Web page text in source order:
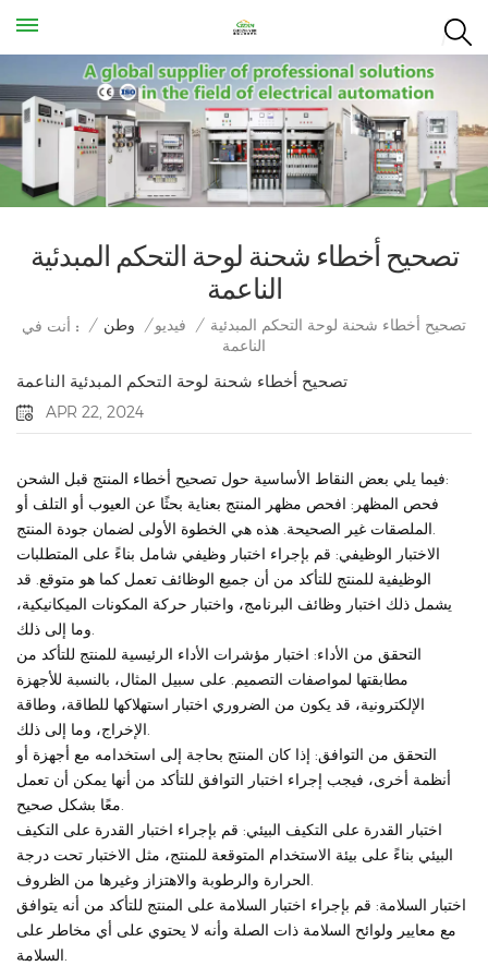
تصحيح أخطاء شحنة لوحة التحكم المبدئية
الناعمة
أنت في : / وطن / فيديو / تصحيح أخطاء شحنة لوحة التحكم المبدئية
الناعمة
تصحيح أخطاء شحنة لوحة التحكم المبدئية الناعمة
APR 22, 2024
فيما يلي بعض النقاط الأساسية حول تصحيح أخطاء المنتج قبل الشحن:
فحص المظهر: افحص مظهر المنتج بعناية بحثًا عن العيوب أو التلف أو
الملصقات غير الصحيحة. هذه هي الخطوة الأولى لضمان جودة المنتج.
الاختبار الوظيفي: قم بإجراء اختبار وظيفي شامل بناءً على المتطلبات
الوظيفية للمنتج للتأكد من أن جميع الوظائف تعمل كما هو متوقع. قد
يشمل ذلك اختبار وظائف البرنامج، واختبار حركة المكونات الميكانيكية،
وما إلى ذلك.
التحقق من الأداء: اختبار مؤشرات الأداء الرئيسية للمنتج للتأكد من
مطابقتها لمواصفات التصميم. على سبيل المثال، بالنسبة للأجهزة
الإلكترونية، قد يكون من الضروري اختبار استهلاكها للطاقة، وطاقة
الإخراج، وما إلى ذلك.
التحقق من التوافق: إذا كان المنتج بحاجة إلى استخدامه مع أجهزة أو
أنظمة أخرى، فيجب إجراء اختبار التوافق للتأكد من أنها يمكن أن تعمل
معًا بشكل صحيح.
اختبار القدرة على التكيف البيئي: قم بإجراء اختبار القدرة على التكيف
البيئي بناءً على بيئة الاستخدام المتوقعة للمنتج، مثل الاختبار تحت درجة
الحرارة والرطوبة والاهتزاز وغيرها من الظروف.
اختبار السلامة: قم بإجراء اختبار السلامة على المنتج للتأكد من أنه يتوافق
مع معايير ولوائح السلامة ذات الصلة وأنه لا يحتوي على أي مخاطر على
السلامة.